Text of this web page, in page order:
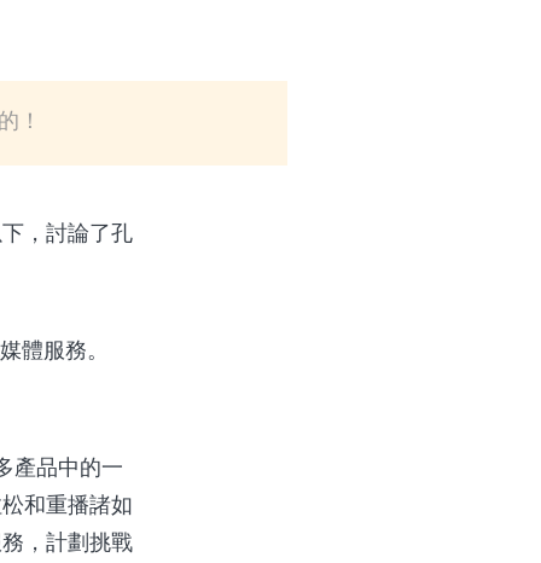
！
，討論了孔
體服務。
產品中的一
和重播諸如
，計劃挑戰